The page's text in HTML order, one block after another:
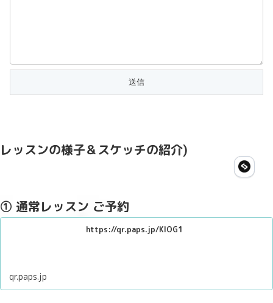
レッスンの様子＆スケッチの紹介)
① 通常レッスン ご予約
https://qr.paps.jp/KlOG1
qr.paps.jp